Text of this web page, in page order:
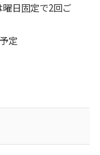
日固定で2回ご
定